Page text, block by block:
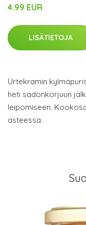
4.99 EUR
LISÄTIETOJA
Urtekramin
heti sadonkorjuun
leipomiseen.
asteessa.